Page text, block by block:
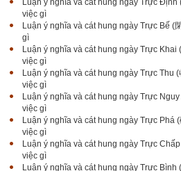
Luận ý nghĩa và cát hung ngày Trực Định
việc gì
Luận ý nghĩa và cát hung ngày Trực Bế (
gì
Luận ý nghĩa và cát hung ngày Trực Khai
việc gì
Luận ý nghĩa và cát hung ngày Trực Thu
việc gì
Luận ý nghĩa và cát hung ngày Trực
việc gì
Luận ý nghĩa và cát hung ngày Trực Phá
việc gì
Luận ý nghĩa và cát hung ngày Trực
việc gì
Luận ý nghĩa và cát hung ngày Trực Bình